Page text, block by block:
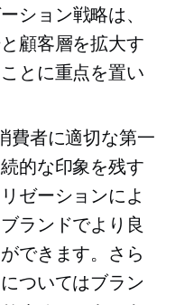
ション戦略は、
顧客層を拡大す
とに重点を置い
費者に適切な第一
的な印象を残す
ゼーションによ
ランドでより良
できます。さら
ついてはブラン